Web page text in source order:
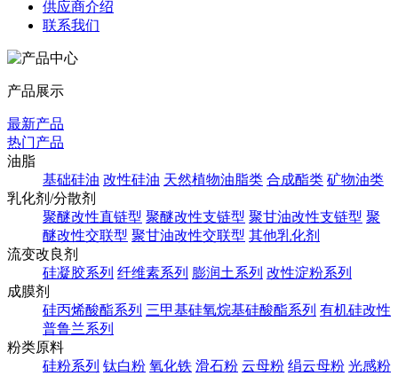
供应商介绍
联系我们
产品展示
最新产品
热门产品
油脂
基础硅油 改性硅油 天然植物油脂类 合成酯类 矿物油类
乳化剂/分散剂
聚醚改性直链型 聚醚改性支链型 聚甘油改性支链型 聚
醚改性交联型 聚甘油改性交联型 其他乳化剂
流变改良剂
硅凝胶系列 纤维素系列 膨润土系列 改性淀粉系列
成膜剂
硅丙烯酸酯系列 三甲基硅氧烷基硅酸酯系列 有机硅改性
普鲁兰系列
粉类原料
硅粉系列 钛白粉 氧化铁 滑石粉 云母粉 绢云母粉 光感粉